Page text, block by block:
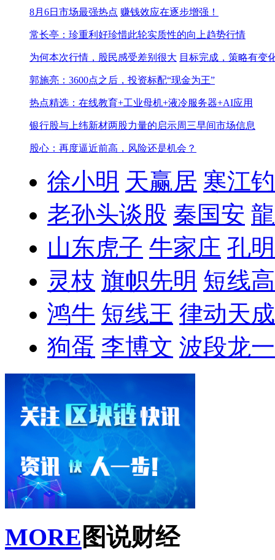
8月6日市场最强热点 赚钱效应在逐步增强！
常长亭：珍重利好珍惜此轮实质性的向上趋势行情
为何本次行情，股民感受差别很大 目标完成，策略有变
郭施亮：3600点之后，投资标配“现金为王”
热点精选：在线教育+工业母机+液冷服务器+AI应用
银行股与上纬新材两股力量的启示周三早间市场信息
股心：再度逼近前高，风险还是机会？
徐小明 天赢居 寒江
老孙头谈股 秦国安
山东虎子 牛家庄 孔
灵枝 旗帜先明 短线
鸿牛 短线王 律动天成
狗蛋 李博文 波段龙一
MORE 图说财经